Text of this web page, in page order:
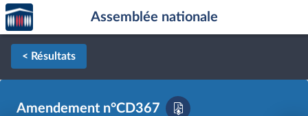
Aller au contenu
Aller en bas de la page
Accèder
à la
page
d'accueil
Assemblée nationale
< Résultats
Amendement n°CD367